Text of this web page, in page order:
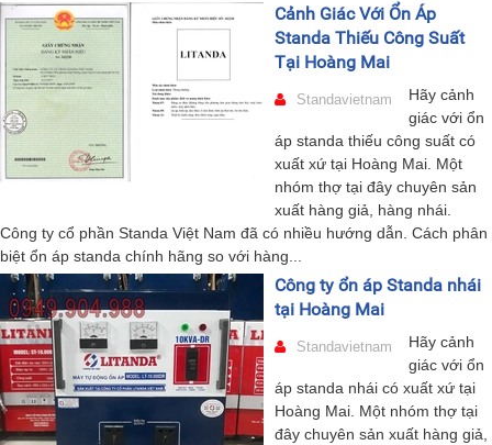
Cảnh Giác Với Ổn Áp
Standa Thiếu Công Suất
Tại Hoàng Mai
Standavietnam
Hãy cảnh
giác với ổn
áp standa thiếu công suất có
xuất xứ tại Hoàng Mai. Một
nhóm thợ tại đây chuyên sản
xuất hàng giả, hàng nhái.
Công ty cổ phần Standa Việt Nam đã có nhiều hướng dẫn. Cách phân
biệt ổn áp standa chính hãng so với hàng...
Công ty ổn áp Standa nhái
tại Hoàng Mai
Standavietnam
Hãy cảnh
giác với ổn
áp standa nhái có xuất xứ tại
Hoàng Mai. Một nhóm thợ tại
đây chuyên sản xuất hàng giả,